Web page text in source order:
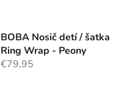
BOBA Nosič detí / šatka
Ring Wrap - Peony
€79,95